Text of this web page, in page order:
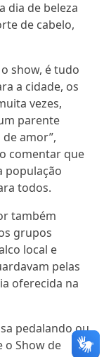
dia de beleza
de cabelo,
show, é tudo
a cidade, os
vezes,
parente
amor”,
comentar que
população
todos.
também
grupos
local e
pelas
oferecida na
pedalando ou
o Show de